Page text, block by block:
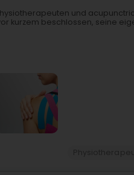
und
kurzem beschlossen, seine